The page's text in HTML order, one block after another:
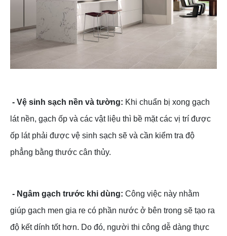
- Vệ sinh sạch nền và tường: Khi chuẩn bị xong gạch
lát nền, gạch ốp và các vật liệu thì bề mặt các vị trí được
ốp lát phải được vệ sinh sạch sẽ và cần kiểm tra độ
phẳng bằng thước cân thủy.
- Ngâm gạch trước khi dùng: Công việc này nhằm
giúp gach men gia re có phần nước ở bên trong sẽ tạo ra
độ kết dính tốt hơn. Do đó, người thi công dễ dàng thực